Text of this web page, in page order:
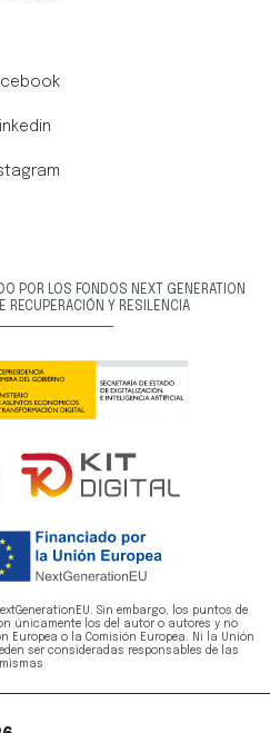
POR LOS FONDOS NEXT GENERATION
RECUPERACIÓN Y RESILENCIA
Sin embargo, los puntos de
únicamente los del autor o autores y no
Europea o la Comisión Europea. Ni la Unión
ser consideradas responsables de las
mismas